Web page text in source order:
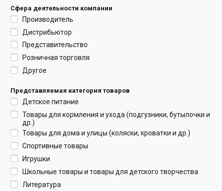
Сфера деятельности компании
Производитель
Дистрибьютор
Представительство
Розничная торговля
Другое
Представляемая категория товаров
Детское питание
Товары для кормления и ухода (подгузники, бутылочки и
др.)
Товары для дома и улицы (коляски, кроватки и др.)
Спортивные товары
Игрушки
Школьные товары и товары для детского творчества
Литература